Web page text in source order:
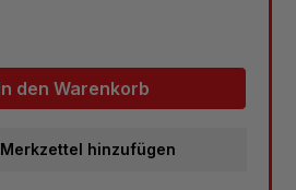
den Warenkorb
Merkzettel hinzufügen